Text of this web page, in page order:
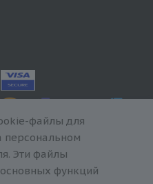
файлы для
персональном
Эти файлы
функций